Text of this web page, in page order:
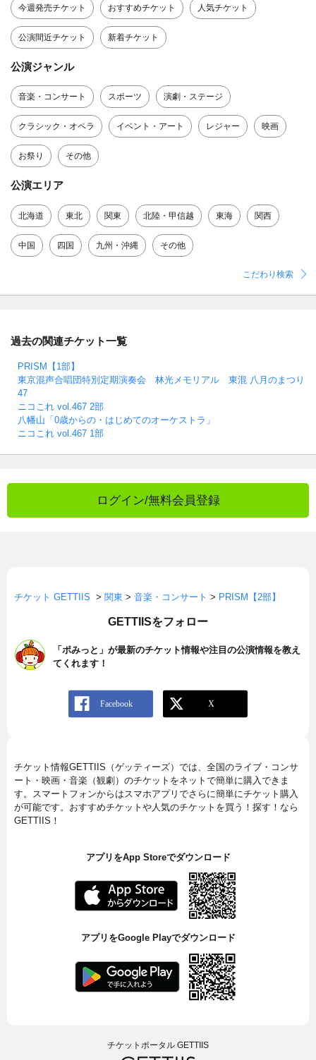
今週発売チケット おすすめチケット 人気チケット
公演間近チケット 新着チケット
公演ジャンル
音楽・コンサート スポーツ 演劇・ステージ
クラシック・オペラ イベント・アート レジャー 映画
お祭り その他
公演エリア
北海道 東北 関東 北陸・甲信越 東海 関西
中国 四国 九州・沖縄 その他
こだわり検索
過去の関連チケット一覧
PRISM【1部】
東京混声合唱団特別定期演奏会 林光メモリアル 東混 八月のまつり
47
ニコこれ vol.467 2部
八幡山「0歳からの・はじめてのオーケストラ」
ニコこれ vol.467 1部
ログイン/無料会員登録
チケット GETTIIS > 関東 > 音楽・コンサート > PRISM【2部】
GETTIISをフォロー
「ポみっと」が最新のチケット情報や注目の公演情報を教え
てくれます！
チケット情報GETTIIS（ゲッティーズ）では、全国のライブ・コンサ
ート・映画・音楽（観劇）のチケットをネットで簡単に購入できま
す。スマートフォンからはスマホアプリでさらに簡単にチケット購入
が可能です。おすすめチケットや人気のチケットを買う！探す！なら
GETTIIS！
アプリをApp Storeでダウンロード
アプリをGoogle Playでダウンロード
チケットポータル GETTIIS